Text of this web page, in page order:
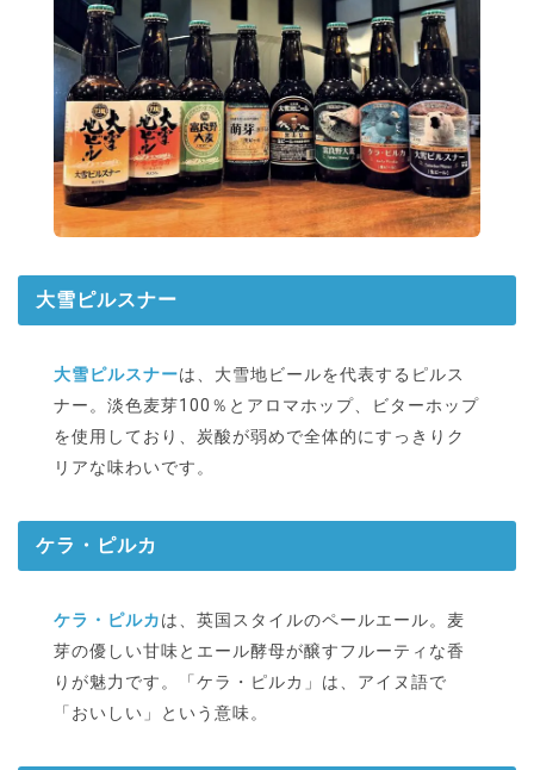
大雪ピルスナー
大雪ピルスナーは、大雪地ビールを代表するピルス
ナー。淡色麦芽100％とアロマホップ、ビターホップ
を使用しており、炭酸が弱めで全体的にすっきりク
リアな味わいです。
ケラ・ピルカ
ケラ・ピルカは、英国スタイルのペールエール。麦
芽の優しい甘味とエール酵母が醸すフルーティな香
りが魅力です。「ケラ・ピルカ」は、アイヌ語で
「おいしい」という意味。